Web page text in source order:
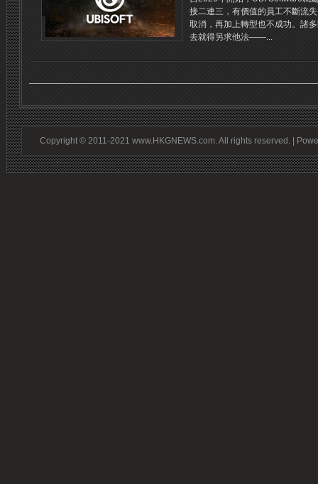
接二連三，有價值的員工不斷流
取消，再加上轉型也不成功。諸
去就得另求他法——...
Copyright © 2011-2021 www.HKGNEWS.com. All rights reserved. |